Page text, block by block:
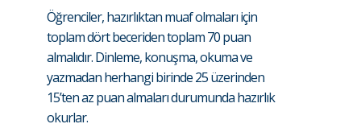
Öğrenciler, hazırlıktan muaf olmaları için
toplam dört beceriden toplam 70 puan
almalıdır. Dinleme, konuşma, okuma ve
yazmadan herhangi birinde 25 üzerinden
15’ten az puan almaları durumunda hazırlık
okurlar.